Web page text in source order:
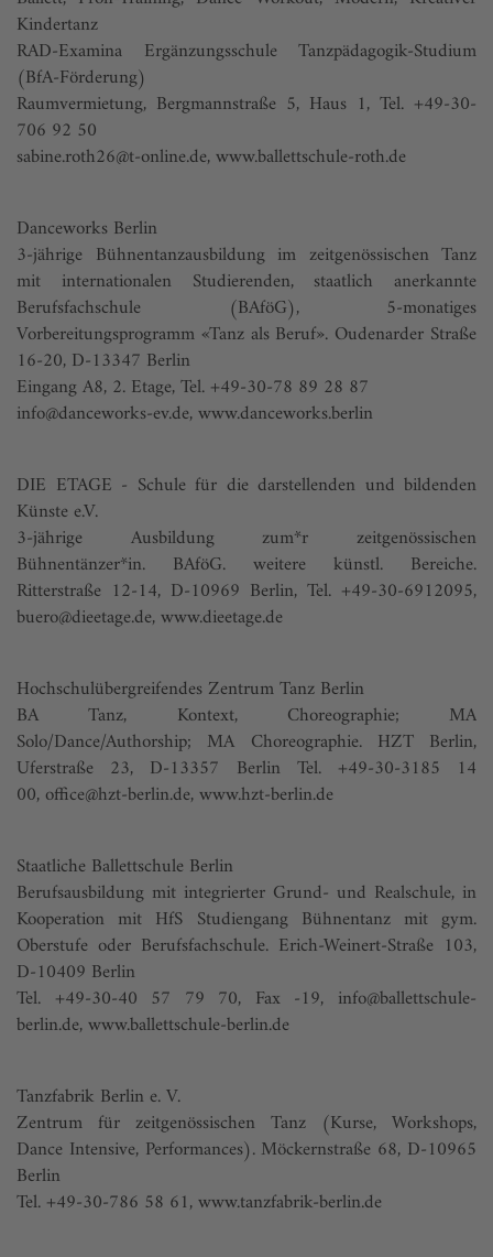
Kindertanz
RAD-Examina Ergänzungsschule Tanzpädagogik-Studium
(BfA-Förderung)
Raumvermietung, Bergmannstraße 5, Haus 1, Tel. +49-30-
706 92 50
sabine.roth26@t-online.de,www.ballettschule-roth.de
Danceworks Berlin
3-jährige Bühnentanzausbildung im zeitgenössischen Tanz
mit internationalen Studierenden, staatlich anerkannte
Berufsfachschule (BAföG), 5-monatiges
Vorbereitungsprogramm «Tanz als Beruf». Oudenarder Straße
16-20, D-13347 Berlin
Eingang A8, 2. Etage, Tel. +49-30-78 89 28 87
info@danceworks-ev.de,www.danceworks.berlin
DIE ETAGE - Schule für die darstellenden und bildenden
Künste e.V.
3-jährige Ausbildung zum*r zeitgenössischen
Bühnentänzer*in. BAföG. weitere künstl. Bereiche.
Ritterstraße 12-14, D-10969 Berlin, Tel. +49-30-6912095,
buero@dieetage.de,www.dieetage.de
Hochschulübergreifendes Zentrum Tanz Berlin
BA Tanz, Kontext, Choreographie; MA
Solo/Dance/Authorship; MA Choreographie. HZT Berlin,
Uferstraße 23, D-13357 Berlin Tel. +49-30-3185 14
00, office@hzt-berlin.de,www.hzt-berlin.de
Staatliche Ballettschule Berlin
Berufsausbildung mit integrierter Grund- und Realschule, in
Kooperation mit HfS Studiengang Bühnentanz mit gym.
Oberstufe oder Berufsfachschule. Erich-Weinert-Straße 103,
D-10409 Berlin
Tel. +49-30-40 57 79 70, Fax -19, info@ballettschule-
berlin.de,www.ballettschule-berlin.de
Tanzfabrik Berlin e. V.
Zentrum für zeitgenössischen Tanz (Kurse, Workshops,
Dance Intensive, Performances). Möckernstraße 68, D-10965
Berlin
Tel. +49-30-786 58 61,www.tanzfabrik-berlin.de